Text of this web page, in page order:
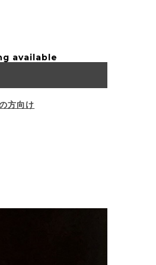
available
方向け